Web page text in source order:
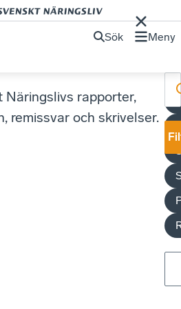
Sök Meny
Näringslivs rapporter,
remissvar och skrivelser.